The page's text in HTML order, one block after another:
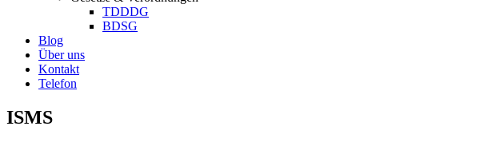
TDDDG
BDSG
Blog
Über uns
Kontakt
Telefon
ISMS